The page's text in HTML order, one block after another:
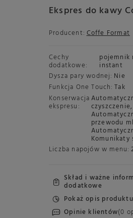
Ekspres do kawy
Producent: Coffe Format
Cechy
dodatkowe:
pojemnik
instant
Dysza pary wodnej: Nie
Funkcja One Touch: Tak
Konserwacja
ekspresu: czyszczenie,
przewodu
Komunikaty
Liczba napojów w menu:
Skład i ważne
dodatkowe
Pokaż opis produktu
Opinie klientów(0